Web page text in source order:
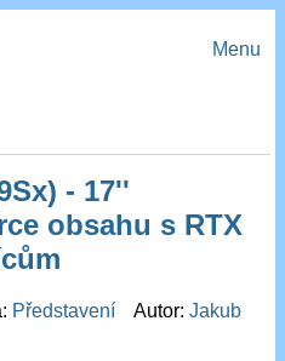
Menu
- 17''
obsahu s RTX
Představení Autor:Jakub